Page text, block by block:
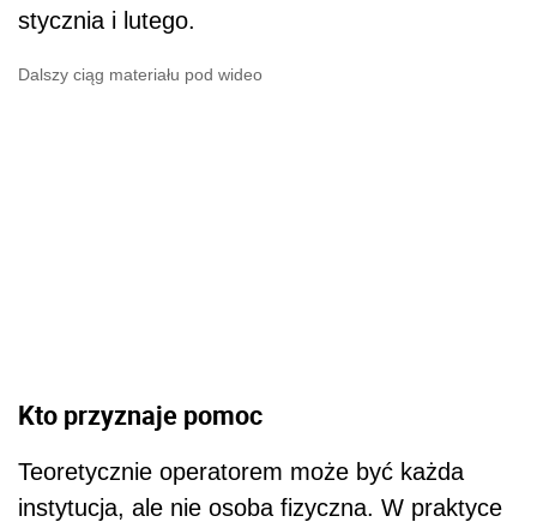
stycznia i lutego.
Dalszy ciąg materiału pod wideo
Kto przyznaje pomoc
Teoretycznie operatorem może być każda
instytucja, ale nie osoba fizyczna. W praktyce